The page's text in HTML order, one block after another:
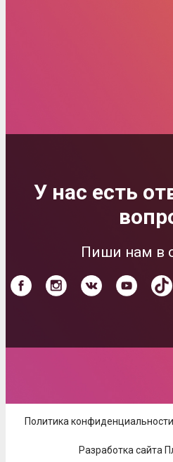
У нас есть
Пиши нам в
Политика
Разработка сайта